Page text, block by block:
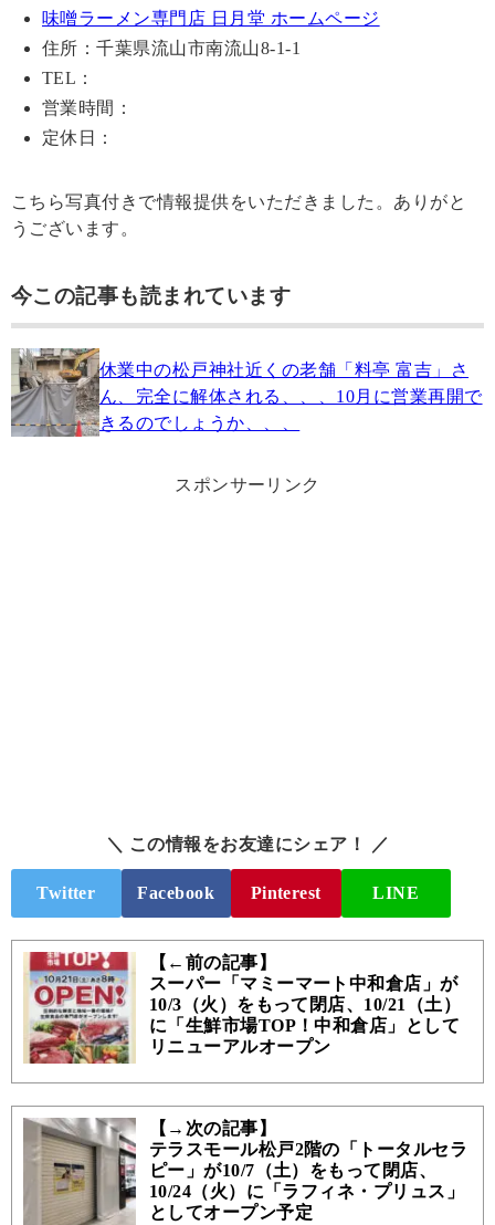
味噌ラーメン専門店 日月堂 ホームページ
住所：千葉県流山市南流山8-1-1
TEL：
営業時間：
定休日：
こちら写真付きで情報提供をいただきました。ありがと
うございます。
今この記事も読まれています
休業中の松戸神社近くの老舗「料亭 富吉」さ
ん、完全に解体される、、、10月に営業再開で
きるのでしょうか、、、
スポンサーリンク
＼ この情報をお友達にシェア！ ／
Twitter Facebook Pinterest LINE
【←前の記事】
スーパー「マミーマート中和倉店」が
10/3（火）をもって閉店、10/21（土）
に「生鮮市場TOP！中和倉店」として
リニューアルオープン
【→次の記事】
テラスモール松戸2階の「トータルセラ
ピー」が10/7（土）をもって閉店、
10/24（火）に「ラフィネ・プリュス」
としてオープン予定